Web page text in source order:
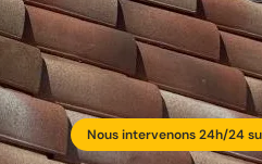
Nous intervenons 24h/24